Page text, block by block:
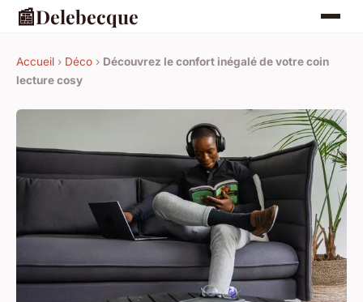
📰Delebecque
Accueil › Déco › Découvrez le confort inégalé de votre coin
lecture cosy